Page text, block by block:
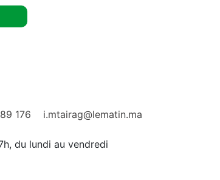
176 i.mtairag@lematin.ma
du lundi au vendredi